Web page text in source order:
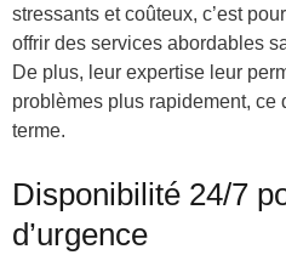
stressants et coûteux, c’est
offrir des services abordables
De plus, leur expertise leur
problèmes plus rapidement, ce
terme.
Disponibilité 24/7
d’urgence